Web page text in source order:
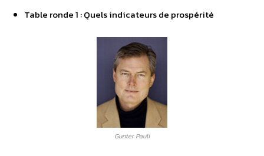
Table ronde 1 : Quels indicateurs de prospérité
Gunter Pauli